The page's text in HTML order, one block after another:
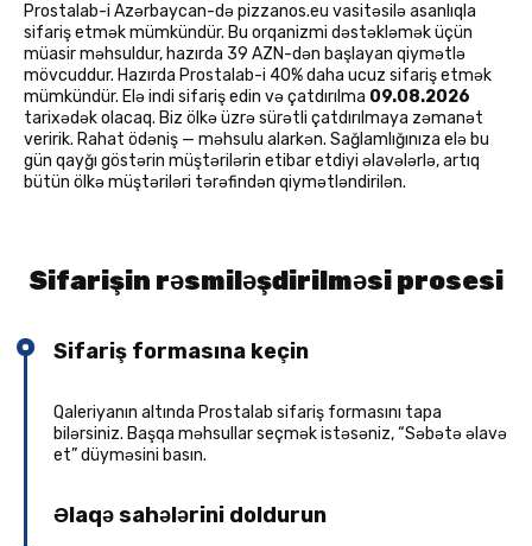
Prostalab-i Azərbaycan-də pizzanos.eu vasitəsilə asanlıqla
sifariş etmək mümkündür. Bu orqanizmi dəstəkləmək üçün
müasir məhsuldur, hazırda 39 AZN-dən başlayan qiymətlə
mövcuddur. Hazırda Prostalab-i 40% daha ucuz sifariş etmək
mümkündür. Elə indi sifariş edin və çatdırılma 09.08.2026
tarixədək olacaq. Biz ölkə üzrə sürətli çatdırılmaya zəmanət
veririk. Rahat ödəniş — məhsulu alarkən. Sağlamlığınıza elə bu
gün qayğı göstərin müştərilərin etibar etdiyi əlavələrlə, artıq
bütün ölkə müştəriləri tərəfindən qiymətləndirilən.
Sifarişin rəsmiləşdirilməsi prosesi
Sifariş formasına keçin
Qaleriyanın altında Prostalab sifariş formasını tapa
bilərsiniz. Başqa məhsullar seçmək istəsəniz, “Səbətə əlavə
et” düyməsini basın.
Əlaqə sahələrini doldurun